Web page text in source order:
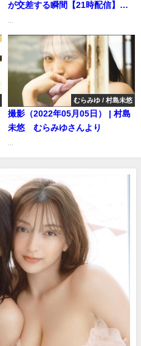
が交差する瞬間【21時配信】
Channel MNKさんより
むらみゆ / 村島未悠
撮影（2022年05月05日） | 村島
未悠 むらみゆさんより